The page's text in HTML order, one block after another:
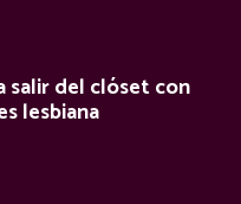
salir del clóset con
lesbiana